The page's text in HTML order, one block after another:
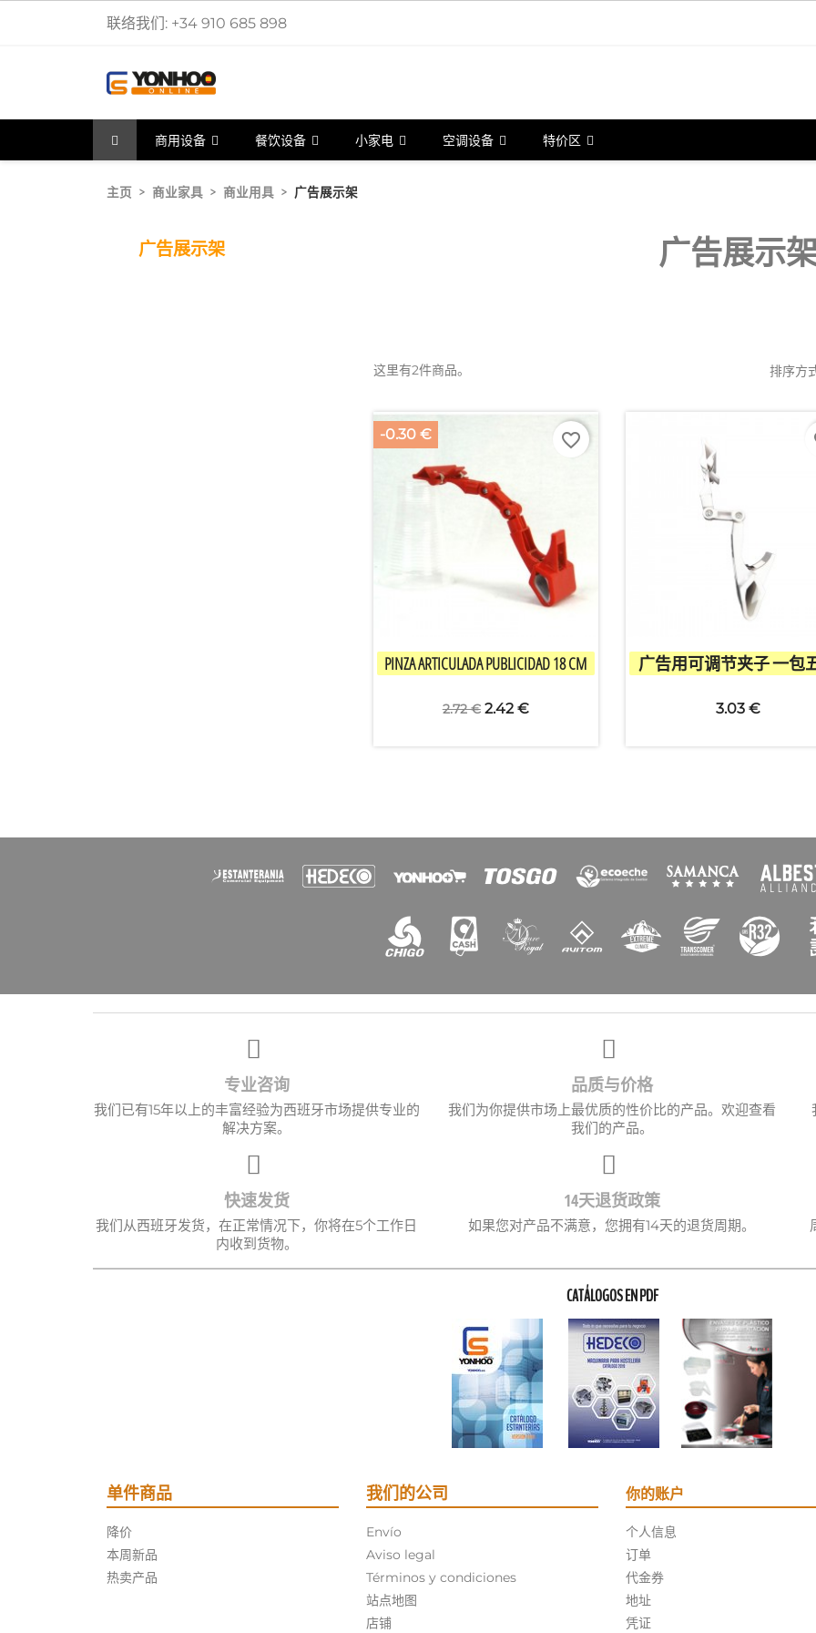
联络我们: +34 910 685 898
商用设备 餐饮设备 小家电 空调设备 特价区
主页 商业家具 商业用具 广告展示架
广告展示架 广告展示
这里有2件商品。 排序方
快速查看
PINZA ARTICULADA PUBLICIDAD 18 CM
2.72 € 2.42 €
-0.30 € favorite_border
快速查看
广告用可调节夹子 一包
3.03 €
专业咨询
我们已有15年以上的丰富经验为西班牙市场提供专业的
解决方案。
品质与价格
我们为你提供市场上最优质的性价比的产品。欢迎查看
我们的产品。
快速发货
我们从西班牙发货，在正常情况下，你将在5个工作日
内收到货物。
14天退货政策
如果您对产品不满意，您拥有14天的退货周期。
CATÁLOGOS EN PDF
单件商品
降价
本周新品
热卖产品
我们的公司
Envío
Aviso legal
Términos y condiciones
站点地图
店铺
你的账户
个人信息
订单
代金券
地址
凭证
取消 创建心愿单